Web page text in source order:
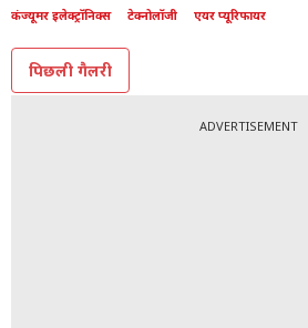
कंज्यूमर इलेक्ट्रॉनिक्स टेक्नोलॉजी एयर प्यूरिफायर
पिछली गैलरी
ADVERTISEMENT